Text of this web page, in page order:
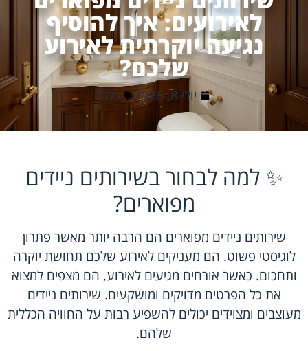
לאירועים: איך להוסיף
נגיעה יוקרתית לאירוע
שלכם?
יולי 8, 2026 כללי
✨ למה לבחור בשירותים ניידים
מפוארים?
שירותים ניידים מפוארים הם הרבה יותר מאשר פתרון
לוגיסטי פשוט. הם מעניקים לאירוע שלכם תחושת יוקרה
ותחכום. כאשר אורחים מגיעים לאירוע, הם מצפים למצוא
את כל הפרטים מדויקים ומושקעים. שירותים ניידים
מעוצבים ומצוידים יכולים להשפיע רבות על החוויה הכללית
שלהם.